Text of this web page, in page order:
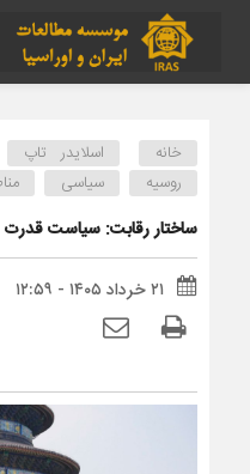
خانه اسلایدر تاپ
روسیه
سیاسی
ساختار رقابت: سیاست قدرت
۲۱ خرداد ۱۴۰۵ - ۱۲:۵۹